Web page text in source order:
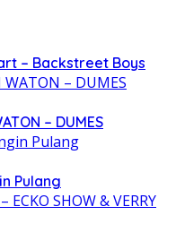
– Backstreet Boys
– DUMES
Pulang